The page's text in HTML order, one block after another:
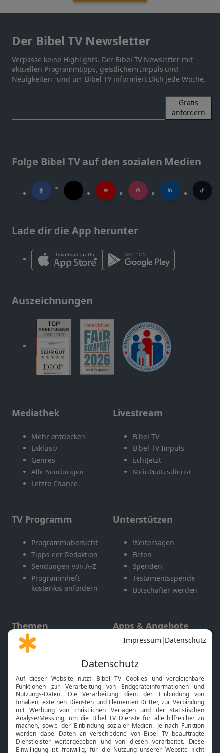
Der Bibel TV Newsletter
Verpasse keine Highlights. Der Bibel TV Newsletter mit
aktuellen Programmtipps, geistlichem Impuls und
Neuigkeiten rund um Bibel TV informiert Dich jede Woche.
Gratis
anfordern
Folge Bibel TV auf den sozialen Medien
Lade dir die App herunter
Auszeichnungen
Mediathek
Mehr entdecken
Exklusiv
Genres
Alle Sendungen
Letzte Chance
Livestream
Bibel TV
Bibel TV Impuls
EchtJetzt
MeinGottesdienst
TV Programm
Programmübersicht
Tipps der Redaktion
Sendungen von A-Z
Programmheft
kostenlos anfordern
Unterstützen
Weitersagen
Beten
Spenden
Testamentsspende
Botschafter werden
Themen
Gott und Bibel erklärt
Neuigkeiten
Apps & Angebote
Mobile App
Smart TV
HbbTV
Bibelthek Online-Bibel
Nächster Gottesdienst